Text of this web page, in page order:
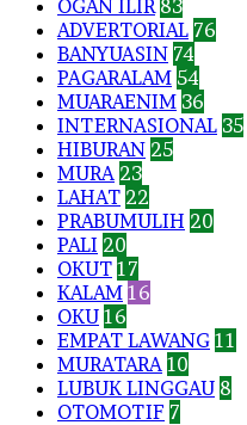
OGAN ILIR 83
ADVERTORIAL 76
BANYUASIN 74
PAGARALAM 54
MUARAENIM 36
INTERNASIONAL 35
HIBURAN 25
MURA 23
LAHAT 22
PRABUMULIH 20
PALI 20
OKUT 17
KALAM 16
OKU 16
EMPAT LAWANG 11
MURATARA 10
LUBUK LINGGAU 8
OTOMOTIF 7